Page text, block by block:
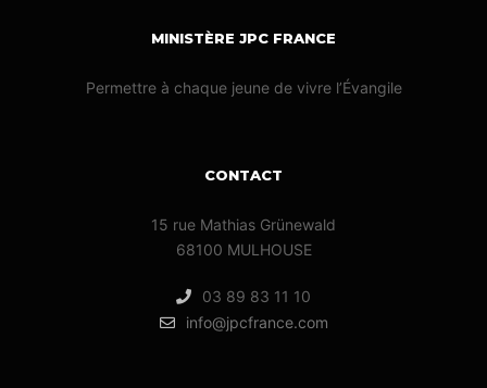
MINISTÈRE JPC FRANCE
Permettre à chaque jeune de vivre l’Évangile
CONTACT
15 rue Mathias Grünewald
68100 MULHOUSE
03 89 83 11 10
info@jpcfrance.com